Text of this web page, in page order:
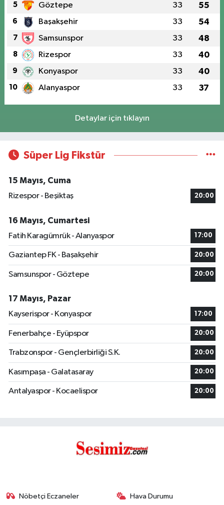
5 Göztepe 33 55
6 Başakşehir 33 54
7 Samsunspor 33 48
8 Rizespor 33 40
9 Konyaspor 33 40
10 Alanyaspor 33 37
Detaylar için tıklayın
Süper Lig Fikstür
15 Mayıs, Cuma
Rizespor - Beşiktaş
20:00
16 Mayıs, Cumartesi
Fatih Karagümrük - Alanyaspor
17:00
Gaziantep FK - Başakşehir 20:00
Samsunspor - Göztepe 20:00
17 Mayıs, Pazar
Kayserispor - Konyaspor
17:00
Fenerbahçe - Eyüpspor 20:00
Trabzonspor - Gençlerbirliği S.K. 20:00
Kasımpaşa - Galatasaray 20:00
Antalyaspor - Kocaelispor 20:00
Nöbetçi Eczaneler Hava Durumu